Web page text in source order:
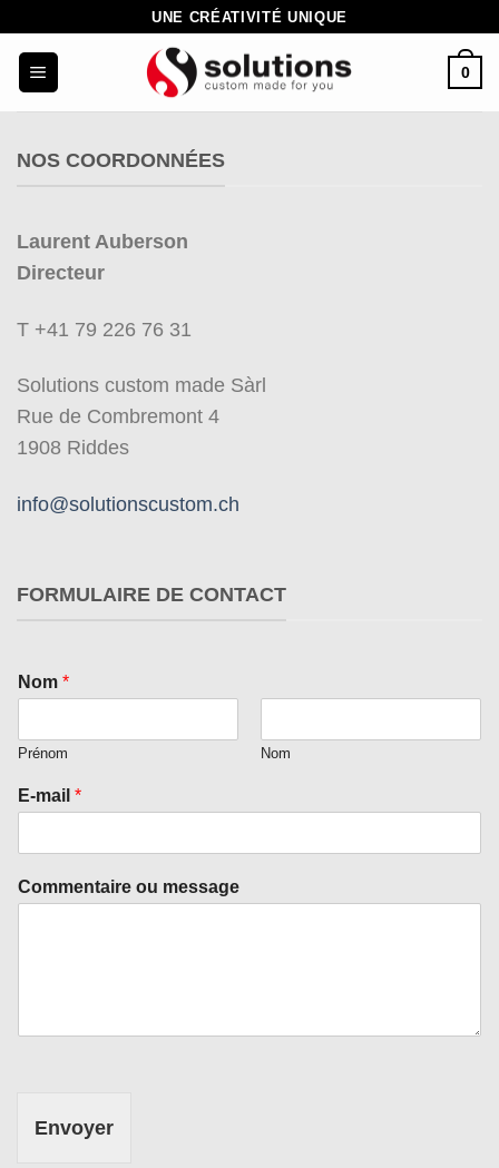
contenu
UNE CRÉATIVITÉ UNIQUE
0
NOS COORDONNÉES
Laurent Auberson
Directeur
T +41 79 226 76 31
Solutions custom made Sàrl
Rue de Combremont 4
1908 Riddes
info@solutionscustom.ch
FORMULAIRE DE CONTACT
Nom *
Prénom Nom
E-mail *
Commentaire ou message
Envoyer